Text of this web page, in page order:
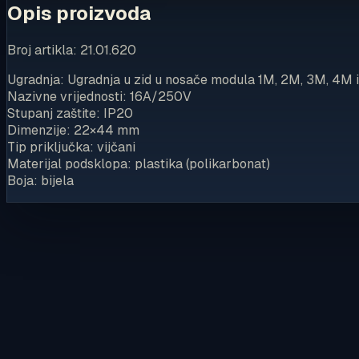
Opis proizvoda
Broj artikla: 21.01.620
Ugradnja: Ugradnja u zid u nosače modula 1M, 2M, 3M, 4M
Nazivne vrijednosti: 16A/250V
Stupanj zaštite: IP20
Dimenzije: 22×44 mm
Tip priključka: vijčani
Materijal podsklopa: plastika (polikarbonat)
Boja: bijela